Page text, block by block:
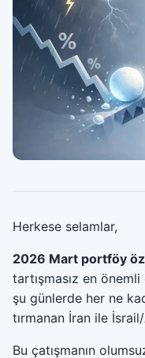
Herkese selamlar,
2026 Mart portföy
tartışmasız en önemli
şu günlerde her ne
tırmanan İran ile
Bu çatışmanın